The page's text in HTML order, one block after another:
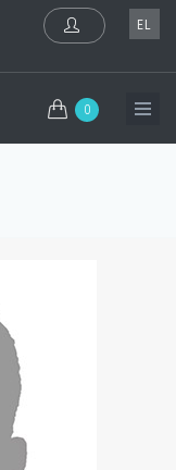
EL
0